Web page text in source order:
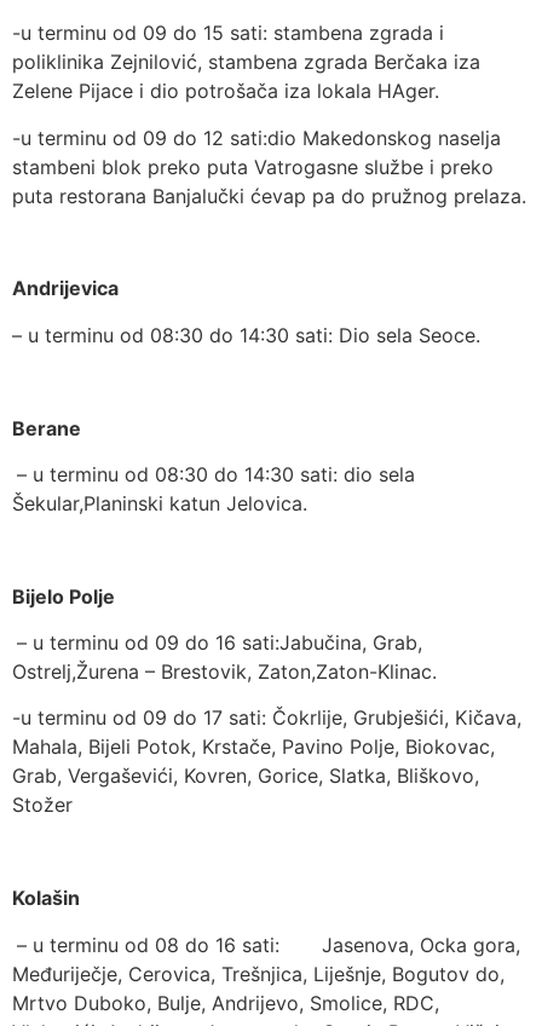
-u terminu od 09 do 15 sati: stambena zgrada i
poliklinika Zejnilović, stambena zgrada Berčaka iza
Zelene Pijace i dio potrošača iza lokala HAger.
-u terminu od 09 do 12 sati:dio Makedonskog naselja
stambeni blok preko puta Vatrogasne službe i preko
puta restorana Banjalučki ćevap pa do pružnog prelaza.
Andrijevica
– u terminu od 08:30 do 14:30 sati: Dio sela Seoce.
Berane
– u terminu od 08:30 do 14:30 sati: dio sela
Šekular,Planinski katun Jelovica.
Bijelo Polje
– u terminu od 09 do 16 sati:Jabučina, Grab,
Ostrelj,Žurena – Brestovik, Zaton,Zaton-Klinac.
-u terminu od 09 do 17 sati: Čokrlije, Grubješići, Kičava,
Mahala, Bijeli Potok, Krstače, Pavino Polje, Biokovac,
Grab, Vergaševići, Kovren, Gorice, Slatka, Bliškovo,
Stožer
Kolašin
– u terminu od 08 do 16 sati: Jasenova, Ocka gora,
Međuriječje, Cerovica, Trešnjica, Liješnje, Bogutov do,
Mrtvo Duboko, Bulje, Andrijevo, Smolice, RDC,